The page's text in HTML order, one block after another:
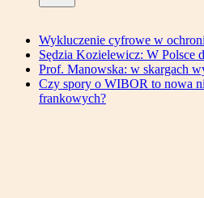
Wykluczenie cyfrowe w
Sędzia Kozielewicz: W Polsce
Prof. Manowska: w skargach
Czy spory o WIBOR to nowa
frankowych?